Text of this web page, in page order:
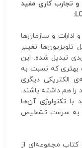
و تجارب کاری مفید
ادارات و سازمان‌ها
تغییر
تبدیل شده. این
بهتری که نسبت به
الکتریکی دیگری
هم داشته باشند.
با تکنولوژی آن‌ها
را به سرعت تشخیص
کتاب مجموعه‌ای از